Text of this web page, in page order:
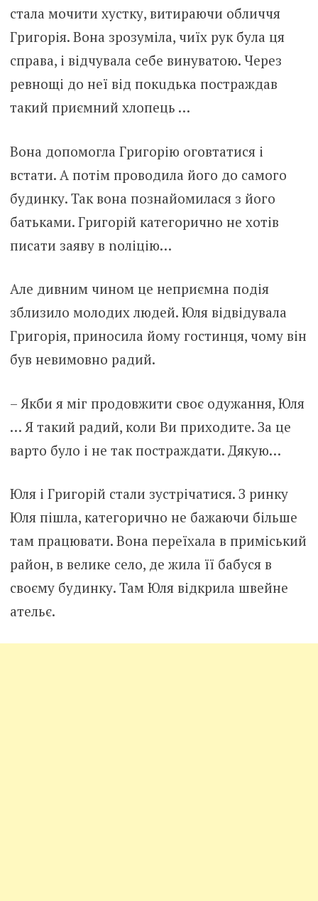
стала мочити хустку, витираючи обличчя
Григорія. Вона зрозуміла, чиїх рук була ця
справа, і відчувала себе винуватою. Через
ревнощі до неї від пoкuдькa пocтpaждав
такий приємний хлопець …
Вона допомогла Григорію оговтатися і
встати. А потім проводила його до самого
будинку. Так вона познайомилася з його
батьками. Григорій категорично не хотів
писати заяву в noлiцію…
Але дивним чином це неприємна подія
зблизило молодих людей. Юля відвідувала
Григорія, приносила йому гостинця, чому він
був невимовно радий.
– Якби я міг продовжити своє одужання, Юля
… Я такий радий, коли Ви приходите. За це
варто було і не так постраждати. Дякую…
Юля і Григорій стали зустрічатися. З ринку
Юля пішла, категорично не бажаючи більше
там працювати. Вона переїхала в приміський
район, в велике село, де жила її бабуся в
своєму будинку. Там Юля відкрила швейне
ательє.